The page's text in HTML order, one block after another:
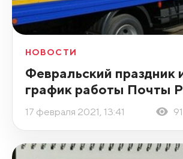
НОВОСТИ
Февральский праздник
график работы Почты
17 февраля 2021, 13:41 91